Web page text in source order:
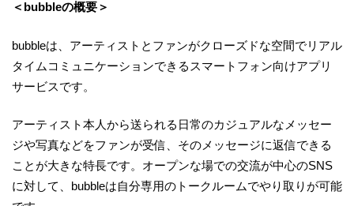
＜bubbleの概要＞
bubbleは、アーティストとファンがクローズドな空間でリアル
タイムコミュニケーションできるスマートフォン向けアプリ
サービスです。
アーティスト本人から送られる日常のカジュアルなメッセー
ジや写真などをファンが受信、そのメッセージに返信できる
ことが大きな特長です。オープンな場での交流が中心のSNS
に対して、bubbleは自分専用のトークルームでやり取りが可能